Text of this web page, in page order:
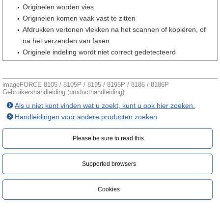
Originelen worden vies
Originelen komen vaak vast te zitten
Afdrukken vertonen vlekken na het scannen of kopiëren, of
na het verzenden van faxen
Originele indeling wordt niet correct gedetecteerd
imageFORCE 8105 / 8105P / 8195 / 8195P / 8186 / 8186P
Gebruikershandleiding (producthandleiding)
Als u niet kunt vinden wat u zoekt, kunt u ook hier zoeken.
Handleidingen voor andere producten zoeken
Please be sure to read this.‎
Supported browsers
Cookies